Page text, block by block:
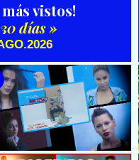
vistos!
días »